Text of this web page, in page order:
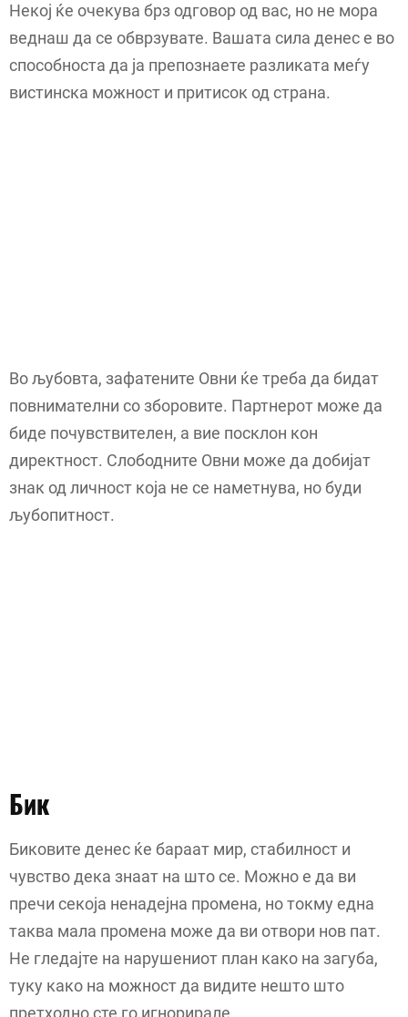
Некој ќе очекува брз одговор од вас, но не мора
веднаш да се обврзувате. Вашата сила денес е во
способноста да ја препознаете разликата меѓу
вистинска можност и притисок од страна.
Во љубовта, зафатените Овни ќе треба да бидат
повнимателни со зборовите. Партнерот може да
биде почувствителен, а вие посклон кон
директност. Слободните Овни може да добијат
знак од личност која не се наметнува, но буди
љубопитност.
Бик
Биковите денес ќе бараат мир, стабилност и
чувство дека знаат на што се. Можно е да ви
пречи секоја ненадејна промена, но токму една
таква мала промена може да ви отвори нов пат.
Не гледајте на нарушениот план како на загуба,
туку како на можност да видите нешто што
претходно сте го игнорирале.